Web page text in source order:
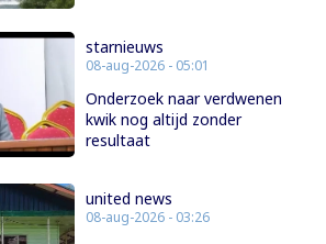
starnieuws
08-aug-2026 - 05:01
Onderzoek naar verdwenen
kwik nog altijd zonder
resultaat
united news
08-aug-2026 - 03:26